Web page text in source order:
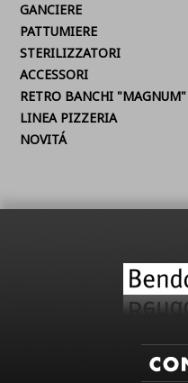
GANCIERE
PATTUMIERE
STERILIZZATORI
ACCESSORI
RETRO BANCHI "MAGNUM"
LINEA PIZZERIA
NOVITÁ